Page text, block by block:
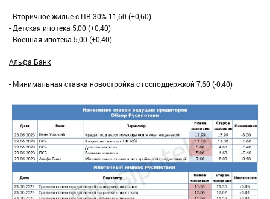
- Вторичное жилье с ПВ 30% 11,60 (+0,60)
- Детская ипотека 5,00 (+0,40)
- Военная ипотека 5,00 (+0,40)
Альфа Банк
- Минимальная ставка новостройка с господдержкой 7,60 (-0,40)